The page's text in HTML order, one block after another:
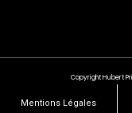
Copyright Hubert
Mentions Légales